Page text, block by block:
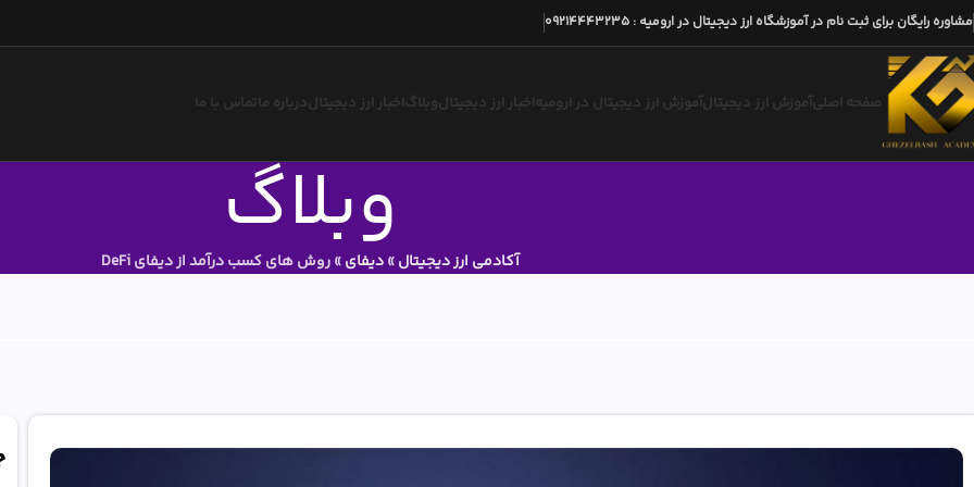
مشاوره رایگان برای ثبت نام در آموزشگاه ارز دیجیتال در ارومیه :
09214443235
صفحه اصلیآموزش ارز دیجیتالآموزش ارز دیجیتال در ارومیه اخبار ارز دیجیتالوبلاگ اخبار ارز دیجیتالدرباره ماتماس با ما
وبلاگ آکادمی ارز دیجیتال»دیفای»روش های کسب درآمد از دیفای DeFi